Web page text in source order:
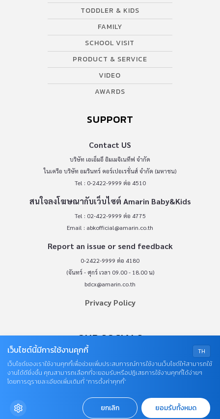
TODDLER & KIDS
FAMILY
SCHOOL VISIT
PRODUCT & SERVICE
VIDEO
AWARDS
SUPPORT
Contact US
บริษัท เอเอ็มอี อิมเมจิเนทีฟ จำกัด
ในเครือ บริษัท อมรินทร์ คอร์เปอเรชั่นส์ จำกัด (มหาชน)
Tel : 0-2422-9999 ต่อ 4510
สนใจลงโฆษณากับเว็บไซต์ Amarin Baby&Kids
Tel : 02-422-9999 ต่อ 4775
Email : abkofficial@amarin.co.th
Report an issue or send feedback
0-2422-9999 ต่อ 4180
(จันทร์ - ศุกร์ เวลา 09.00 - 18.00 น)
bdcx@amarin.co.th
Privacy Policy
OUR SOCIALS
© COPYRIGHT 2026
AME IMAGINATIVE COMPANY LIMITED.
TH
เว็บไซต์นี้มีการใช้งานคุกกี้
เว็บไซต์ของเราใช้งานคุกกี้เพื่อช่วยเพิ่มประสบการณ์การใช้งานเว็บไซต์ให้สามารถใช้
งานได้ดียิ่งขึ้น คุณสามารถเลือกที่จะยอมรับหรือปฏิเสธการใช้งานคุกกี้ได้ง่ายๆ
โดยการดูรายละเอียดเพิ่มเติมที่ “การตั้งค่าคุกกี้”
ยกเลิก ยอมรับทั้งหมด